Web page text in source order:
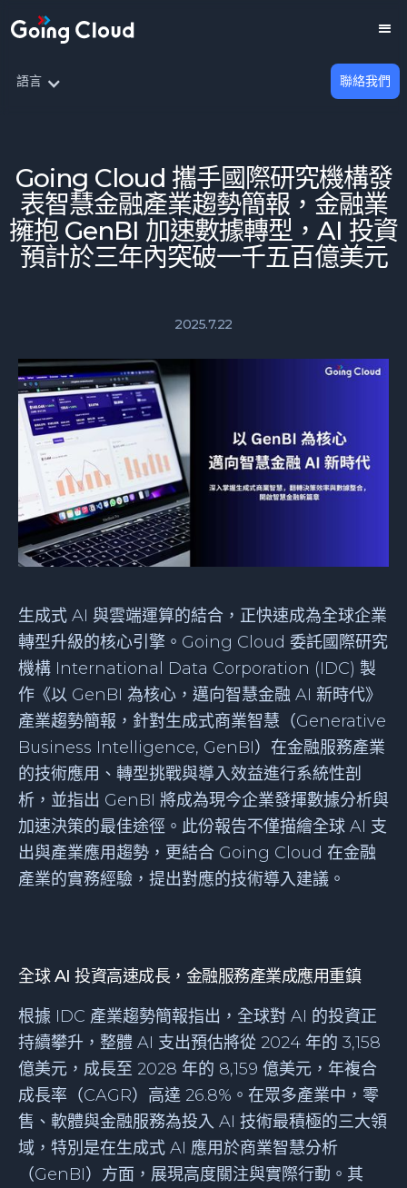
語言 聯絡我們
Going Cloud 攜手國際研究機構發
表智慧金融產業趨勢簡報，金融業
擁抱 GenBI 加速數據轉型，AI 投資
預計於三年內突破一千五百億美元
2025.7.22
生成式 AI 與雲端運算的結合，正快速成為全球企業
轉型升級的核心引擎。Going Cloud 委託國際研究
機構 International Data Corporation (IDC) 製
作《以 GenBI 為核心，邁向智慧金融 AI 新時代》
產業趨勢簡報，針對生成式商業智慧（Generative
Business Intelligence, GenBI）在金融服務產業
的技術應用、轉型挑戰與導入效益進行系統性剖
析，並指出 GenBI 將成為現今企業發揮數據分析與
加速決策的最佳途徑。此份報告不僅描繪全球 AI 支
出與產業應用趨勢，更結合 Going Cloud 在金融
產業的實務經驗，提出對應的技術導入建議。
全球 AI 投資高速成長，金融服務產業成應用重鎮
根據 IDC 產業趨勢簡報指出，全球對 AI 的投資正
持續攀升，整體 AI 支出預估將從 2024 年的 3,158
億美元，成長至 2028 年的 8,159 億美元，年複合
成長率（CAGR）高達 26.8%。在眾多產業中，零
售、軟體與金融服務為投入 AI 技術最積極的三大領
域，特別是在生成式 AI 應用於商業智慧分析
（GenBI）方面，展現高度關注與實際行動。其